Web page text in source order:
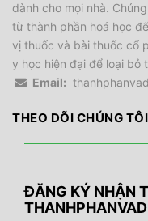
dành cho mọi nhà.
từ thành phần hoá học
vị thuốc và bài thuốc cổ
y học hiện đại để loại bỏ
Email:
THEO DÕI CHÚNG TÔI
ĐĂNG KÝ NHẬN